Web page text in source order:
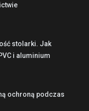
stolarki. Jak
i aluminium
ochroną podczas